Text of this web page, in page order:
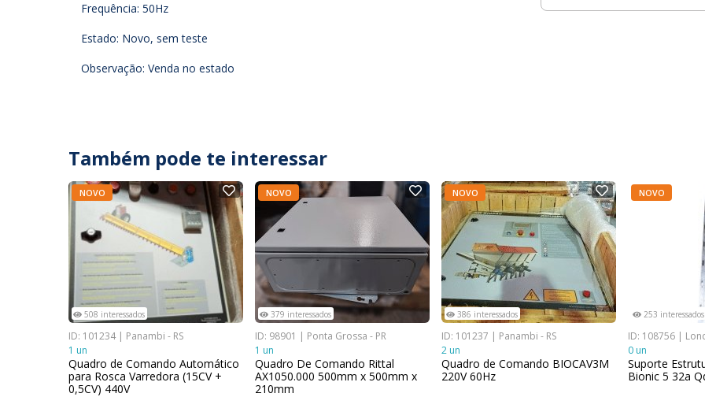
Frequência: 50Hz
Estado: Novo, sem teste
Observação: Venda no estado
Também pode te interessar
NOVO
508 interessados
ID: 101234 | Panambi - RS
1 un
Quadro de Comando Automático
para Rosca Varredora (15CV +
0,5CV) 440V
NOVO
379 interessados
ID: 98901 | Ponta Grossa - PR
1 un
Quadro De Comando Rittal
AX1050.000 500mm x 500mm x
210mm
NOVO
386 interessados
ID: 101237 | Panambi - RS
2 un
Quadro de Comando BIOCAV3M
220V 60Hz
NOVO
253 interessados
ID: 108756 |
0 un
Suporte
Bionic 5 32a